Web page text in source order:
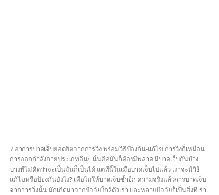
7 อาการบาดเจ็บยอดฮิตจากการวิ่ง พร้อมวิธีป้องกัน-แก้ไข การวิ่งก็เหมือน
การออกกำลังกายประเภทอื่นๆ นั่นคือมันก็ต้องมีพลาด มีบาดเจ็บกันบ้าง
บางทีไม่คิดว่าจะเป็นมันก็เป็นได้ แต่ทีนี้ในเมื่อบาดเจ็บไปแล้ว เราจะมีวิธี
แก้ไขหรือป้องกันยังไง? เพื่อไม่ให้บาดเจ็บซ้ำอีก ความจริงแล้วการบาดเจ็บ
จากการวิ่งนั้น มักเกิดมาจากปัจจัยใกล้ตัวเรา และหลายปัจจัยก็เป็นสิ่งที่เรา